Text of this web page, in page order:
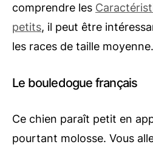
comprendre les
petits, il peut être
les races de taille moyenne.
Le bouledogue français
Ce chien paraît petit en
pourtant molosse. Vous